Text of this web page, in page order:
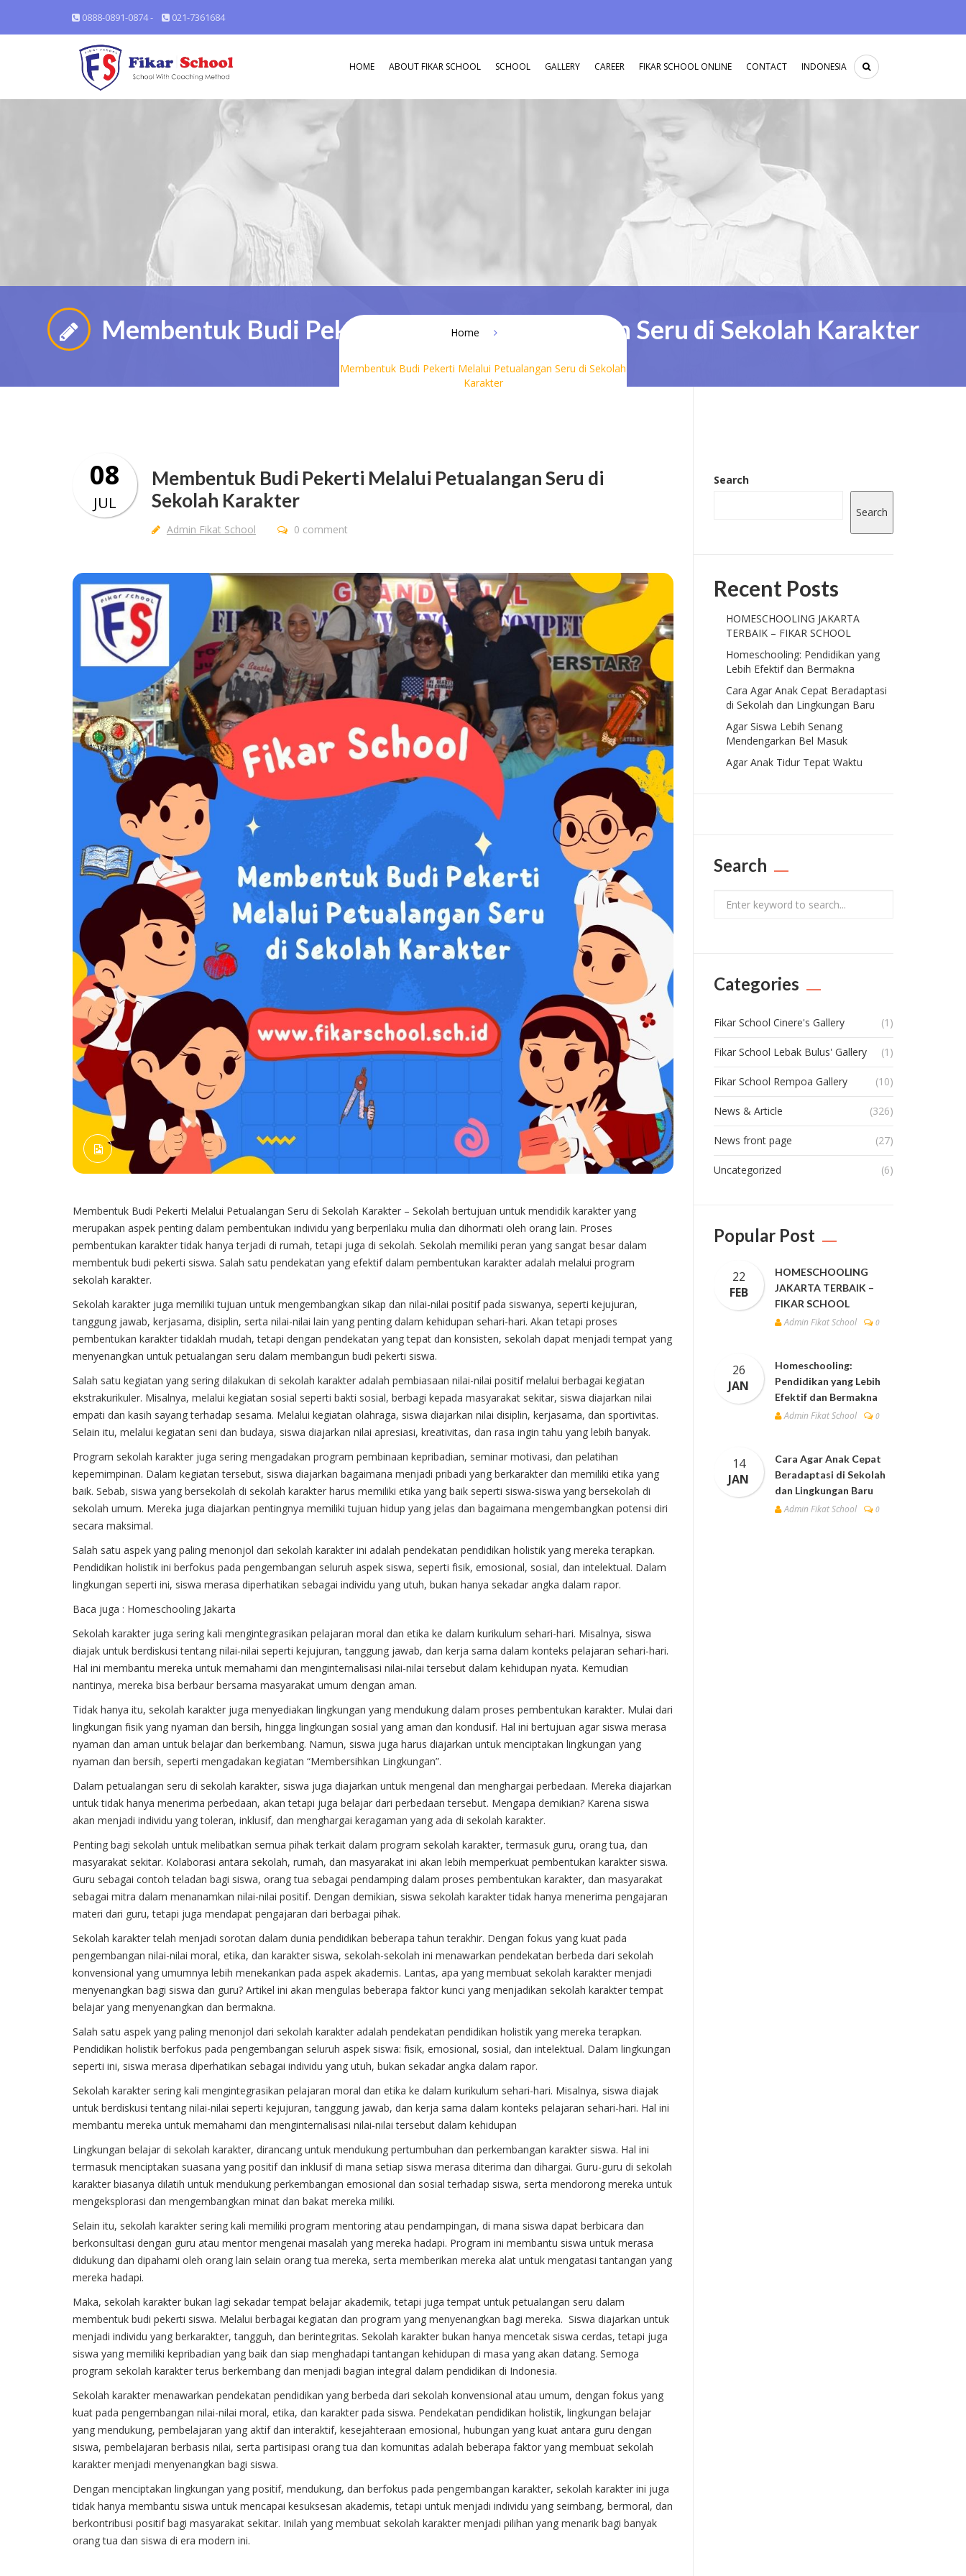
0888-0891-0874 - 021-7361684
HOME ABOUT FIKAR SCHOOL SCHOOL GALLERY CAREER FIKAR SCHOOL ONLINE CONTACT INDONESIA
Membentuk Budi Pekerti Melalui Petualangan Seru di Sekolah Karakter
Home
Membentuk Budi Pekerti Melalui Petualangan Seru di Sekolah
Karakter
Membentuk Budi Pekerti Melalui Petualangan Seru di
Sekolah Karakter
Admin Fikat School
08
JUL
0 comment
Membentuk Budi Pekerti Melalui Petualangan Seru di Sekolah Karakter – Sekolah bertujuan untuk mendidik karakter yang
merupakan aspek penting dalam pembentukan individu yang berperilaku mulia dan dihormati oleh orang lain. Proses
pembentukan karakter tidak hanya terjadi di rumah, tetapi juga di sekolah. Sekolah memiliki peran yang sangat besar dalam
membentuk budi pekerti siswa. Salah satu pendekatan yang efektif dalam pembentukan karakter adalah melalui program
sekolah karakter.
Sekolah karakterjuga memiliki tujuan untuk mengembangkan sikap dan nilai-nilai positif pada siswanya, seperti kejujuran,
tanggung jawab, kerjasama, disiplin, serta nilai-nilai lain yang penting dalam kehidupan sehari-hari. Akan tetapi proses
pembentukan karakter tidaklah mudah, tetapi dengan pendekatan yang tepat dan konsisten, sekolah dapat menjadi tempat yang
menyenangkan untuk petualangan seru dalam membangun budi pekerti siswa.
Salah satu kegiatan yang sering dilakukan di sekolah karakter adalah pembiasaan nilai-nilai positif melalui berbagai kegiatan
ekstrakurikuler. Misalnya, melalui kegiatan sosial seperti bakti sosial, berbagi kepada masyarakat sekitar, siswa diajarkan nilai
empati dan kasih sayang terhadap sesama. Melalui kegiatan olahraga, siswa diajarkan nilai disiplin, kerjasama, dan sportivitas.
Selain itu, melalui kegiatan seni dan budaya, siswa diajarkan nilai apresiasi, kreativitas, dan rasa ingin tahu yang lebih banyak.
Program sekolah karakter juga sering mengadakan program pembinaan kepribadian, seminar motivasi, dan pelatihan
kepemimpinan. Dalam kegiatan tersebut, siswa diajarkan bagaimana menjadi pribadi yang berkarakter dan memiliki etika yang
baik. Sebab, siswa yang bersekolah di sekolah karakter harus memiliki etika yang baik seperti siswa-siswa yang bersekolah di
sekolah umum. Mereka juga diajarkan pentingnya memiliki tujuan hidup yang jelas dan bagaimana mengembangkan potensi diri
secara maksimal.
Salah satu aspek yang paling menonjol dari sekolah karakter ini adalah pendekatan pendidikan holistik yang mereka terapkan.
Pendidikan holistik ini berfokus pada pengembangan seluruh aspek siswa, seperti fisik, emosional, sosial, dan intelektual. Dalam
lingkungan seperti ini, siswa merasa diperhatikan sebagai individu yang utuh, bukan hanya sekadar angka dalam rapor.
Baca juga : Homeschooling Jakarta
Sekolah karakter juga sering kali mengintegrasikan pelajaran moral dan etika ke dalam kurikulum sehari-hari. Misalnya, siswa
diajak untuk berdiskusi tentang nilai-nilai seperti kejujuran, tanggung jawab, dan kerja sama dalam konteks pelajaran sehari-hari.
Hal ini membantu mereka untuk memahami dan menginternalisasi nilai-nilai tersebut dalam kehidupan nyata. Kemudian
nantinya, mereka bisa berbaur bersama masyarakat umum dengan aman.
Tidak hanya itu, sekolah karakter juga menyediakan lingkungan yang mendukung dalam proses pembentukan karakter. Mulai dari
lingkungan fisik yang nyaman dan bersih, hingga lingkungan sosial yang aman dan kondusif. Hal ini bertujuan agar siswa merasa
nyaman dan aman untuk belajar dan berkembang. Namun, siswa juga harus diajarkan untuk menciptakan lingkungan yang
nyaman dan bersih, seperti mengadakan kegiatan “Membersihkan Lingkungan”.
Dalam petualangan seru di sekolah karakter, siswa juga diajarkan untuk mengenal dan menghargai perbedaan. Mereka diajarkan
untuk tidak hanya menerima perbedaan, akan tetapi juga belajar dari perbedaan tersebut. Mengapa demikian? Karena siswa
akan menjadi individu yang toleran, inklusif, dan menghargai keragaman yang ada di sekolah karakter.
Penting bagi sekolah untuk melibatkan semua pihak terkait dalam program sekolah karakter, termasuk guru, orang tua, dan
masyarakat sekitar. Kolaborasi antara sekolah, rumah, dan masyarakat ini akan lebih memperkuat pembentukan karakter siswa.
Guru sebagai contoh teladan bagi siswa, orang tua sebagai pendamping dalam proses pembentukan karakter, dan masyarakat
sebagai mitra dalam menanamkan nilai-nilai positif. Dengan demikian, siswa sekolah karakter tidak hanya menerima pengajaran
materi dari guru, tetapi juga mendapat pengajaran dari berbagai pihak.
Sekolah karakter telah menjadi sorotan dalam dunia pendidikan beberapa tahun terakhir. Dengan fokus yang kuat pada
pengembangan nilai-nilai moral, etika, dan karakter siswa, sekolah-sekolah ini menawarkan pendekatan berbeda dari sekolah
konvensional yang umumnya lebih menekankan pada aspek akademis. Lantas, apa yang membuat sekolah karakter menjadi
menyenangkan bagi siswa dan guru? Artikel ini akan mengulas beberapa faktor kunci yang menjadikan sekolah karakter tempat
belajar yang menyenangkan dan bermakna.
Salah satu aspek yang paling menonjol dari sekolah karakter adalah pendekatan pendidikan holistik yang mereka terapkan.
Pendidikan holistik berfokus pada pengembangan seluruh aspek siswa: fisik, emosional, sosial, dan intelektual. Dalam lingkungan
seperti ini, siswa merasa diperhatikan sebagai individu yang utuh, bukan sekadar angka dalam rapor.
Sekolah karakter sering kali mengintegrasikan pelajaran moral dan etika ke dalam kurikulum sehari-hari. Misalnya, siswa diajak
untuk berdiskusi tentang nilai-nilai seperti kejujuran, tanggung jawab, dan kerja sama dalam konteks pelajaran sehari-hari. Hal ini
membantu mereka untuk memahami dan menginternalisasi nilai-nilai tersebut dalam kehidupan
Lingkungan belajar di sekolah karakter, dirancang untuk mendukung pertumbuhan dan perkembangan karakter siswa. Hal ini
termasuk menciptakan suasana yang positif dan inklusif di mana setiap siswa merasa diterima dan dihargai. Guru-guru di sekolah
karakter biasanya dilatih untuk mendukung perkembangan emosional dan sosial terhadap siswa, serta mendorong mereka untuk
mengeksplorasi dan mengembangkan minat dan bakat mereka miliki.
Selain itu, sekolah karakter sering kali memiliki program mentoring atau pendampingan, di mana siswa dapat berbicara dan
berkonsultasi dengan guru atau mentor mengenai masalah yang mereka hadapi. Program ini membantu siswa untuk merasa
didukung dan dipahami oleh orang lain selain orang tua mereka, serta memberikan mereka alat untuk mengatasi tantangan yang
mereka hadapi.
Maka, sekolah karakter bukan lagi sekadar tempat belajar akademik, tetapi juga tempat untuk petualangan seru dalam
membentuk budi pekerti siswa. Melalui berbagai kegiatan dan program yang menyenangkan bagi mereka. Siswa diajarkan untuk
menjadi individu yang berkarakter, tangguh, dan berintegritas. Sekolah karakter bukan hanya mencetak siswa cerdas, tetapi juga
siswa yang memiliki kepribadian yang baik dan siap menghadapi tantangan kehidupan di masa yang akan datang. Semoga
program sekolah karakter terus berkembang dan menjadi bagian integral dalam pendidikan di Indonesia.
Sekolah karakter menawarkan pendekatan pendidikan yang berbeda dari sekolah konvensional atau umum, dengan fokus yang
kuat pada pengembangan nilai-nilai moral, etika, dan karakter pada siswa. Pendekatan pendidikan holistik, lingkungan belajar
yang mendukung, pembelajaran yang aktif dan interaktif, kesejahteraan emosional, hubungan yang kuat antara guru dengan
siswa, pembelajaran berbasis nilai, serta partisipasi orang tua dan komunitas adalah beberapa faktor yang membuat sekolah
karakter menjadi menyenangkan bagi siswa.
Dengan menciptakan lingkungan yang positif, mendukung, dan berfokus pada pengembangan karakter, sekolah karakter ini juga
tidak hanya membantu siswa untuk mencapai kesuksesan akademis, tetapi untuk menjadi individu yang seimbang, bermoral, dan
berkontribusi positif bagi masyarakat sekitar. Inilah yang membuat sekolah karakter menjadi pilihan yang menarik bagi banyak
orang tua dan siswa di era modern ini.
Search
Search
Recent Posts
HOMESCHOOLING JAKARTA
TERBAIK – FIKAR SCHOOL
Homeschooling: Pendidikan yang
Lebih Efektif dan Bermakna
Cara Agar Anak Cepat Beradaptasi
di Sekolah dan Lingkungan Baru
Agar Siswa Lebih Senang
Mendengarkan Bel Masuk
Agar Anak Tidur Tepat Waktu
Search
Categories
Fikar School Cinere's Gallery (1)
Fikar School Lebak Bulus' Gallery (1)
Fikar School Rempoa Gallery (10)
News & Article (326)
News front page (27)
Uncategorized (6)
Popular Post
22
FEB
HOMESCHOOLING
JAKARTA TERBAIK –
FIKAR SCHOOL
Admin Fikat School
0
26
JAN
Homeschooling:
Pendidikan yang Lebih
Efektif dan Bermakna
Admin Fikat School
0
14
JAN
Cara Agar Anak Cepat
Beradaptasi di Sekolah
dan Lingkungan Baru
Admin Fikat School
0